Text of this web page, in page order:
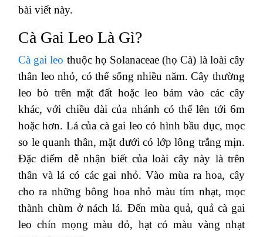
bài viết này.
Cà Gai Leo Là Gì?
Cà gai leo thuộc họ Solanaceae (họ Cà) là loài cây
thân leo nhỏ, có thể sống nhiều năm. Cây thường
leo bò trên mặt đất hoặc leo bám vào các cây
khác, với chiều dài của nhánh có thể lên tới 6m
hoặc hơn. Lá của cà gai leo có hình bầu dục, mọc
so le quanh thân, mặt dưới có lớp lông trắng mịn.
Đặc điểm dễ nhận biết của loài cây này là trên
thân và lá có các gai nhỏ. Vào mùa ra hoa, cây
cho ra những bông hoa nhỏ màu tím nhạt, mọc
thành chùm ở nách lá. Đến mùa quả, quả cà gai
leo chín mọng màu đỏ, hạt có màu vàng nhạt